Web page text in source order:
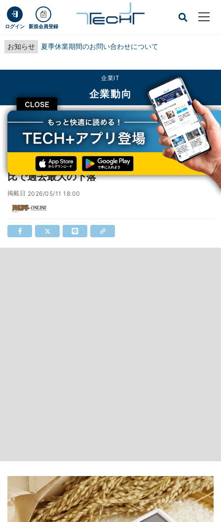
ログイン 新規会員登録
お知らせ 夏季休業期間のお問い合わせについて
CLOSE
企業IT
企業動向
TECH+ 企業IT
企業動向
【 農林水産省 】コメ3月相対価格5％安 前月比で過去最大の下落
【 農林水産省 】コメ3月相対価格5％安 前月
比で過去最大の下落
掲載日 2026/05/11 18:00